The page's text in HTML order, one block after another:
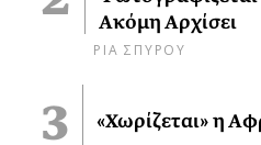
Ακόμη Αρχίσει
ΡΙΑ ΣΠΥΡΟΥ
«Χωρίζεται» η